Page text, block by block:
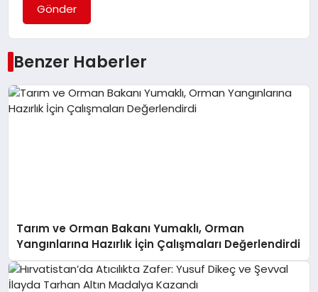
Gönder
Benzer Haberler
Tarım ve Orman Bakanı Yumaklı, Orman
Yangınlarına Hazırlık İçin Çalışmaları Değerlendirdi